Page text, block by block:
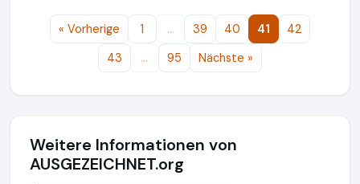
« Vorherige 1 … 39 40 41
42
43
… 95 Nächste »
Weitere Informationen von
AUSGEZEICHNET.org